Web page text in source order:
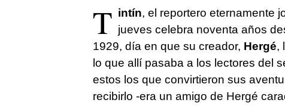
T intín, el reportero eternamente
jueves celebra noventa años
1929, día en que su creador, Hergé,
lo que allí pasaba a los lectores del
estos los que convirtieron sus
recibirlo -era un amigo de Hergé